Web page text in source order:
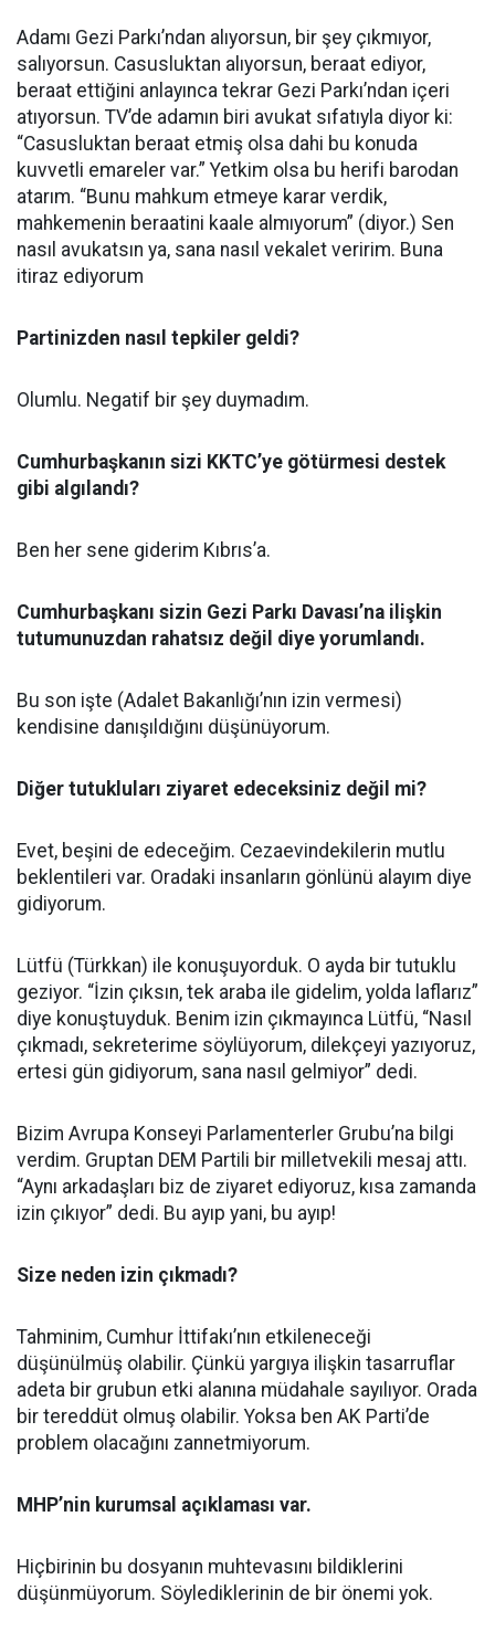
Adamı Gezi Parkı’ndan alıyorsun, bir şey çıkmıyor,
salıyorsun. Casusluktan alıyorsun, beraat ediyor,
beraat ettiğini anlayınca tekrar Gezi Parkı’ndan içeri
atıyorsun. TV’de adamın biri avukat sıfatıyla diyor ki:
“Casusluktan beraat etmiş olsa dahi bu konuda
kuvvetli emareler var.” Yetkim olsa bu herifi barodan
atarım. “Bunu mahkum etmeye karar verdik,
mahkemenin beraatini kaale almıyorum” (diyor.) Sen
nasıl avukatsın ya, sana nasıl vekalet veririm. Buna
itiraz ediyorum
Partinizden nasıl tepkiler geldi?
Olumlu. Negatif bir şey duymadım.
Cumhurbaşkanın sizi KKTC’ye götürmesi destek
gibi algılandı?
Ben her sene giderim Kıbrıs’a.
Cumhurbaşkanı sizin Gezi Parkı Davası’na ilişkin
tutumunuzdan rahatsız değil diye yorumlandı.
Bu son işte (Adalet Bakanlığı’nın izin vermesi)
kendisine danışıldığını düşünüyorum.
Diğer tutukluları ziyaret edeceksiniz değil mi?
Evet, beşini de edeceğim. Cezaevindekilerin mutlu
beklentileri var. Oradaki insanların gönlünü alayım diye
gidiyorum.
Lütfü (Türkkan) ile konuşuyorduk. O ayda bir tutuklu
geziyor. “İzin çıksın, tek araba ile gidelim, yolda laflarız”
diye konuştuyduk. Benim izin çıkmayınca Lütfü, “Nasıl
çıkmadı, sekreterime söylüyorum, dilekçeyi yazıyoruz,
ertesi gün gidiyorum, sana nasıl gelmiyor” dedi.
Bizim Avrupa Konseyi Parlamenterler Grubu’na bilgi
verdim. Gruptan DEM Partili bir milletvekili mesaj attı.
“Aynı arkadaşları biz de ziyaret ediyoruz, kısa zamanda
izin çıkıyor” dedi. Bu ayıp yani, bu ayıp!
Size neden izin çıkmadı?
Tahminim, Cumhur İttifakı’nın etkileneceği
düşünülmüş olabilir. Çünkü yargıya ilişkin tasarruflar
adeta bir grubun etki alanına müdahale sayılıyor. Orada
bir tereddüt olmuş olabilir. Yoksa ben AK Parti’de
problem olacağını zannetmiyorum.
MHP’nin kurumsal açıklaması var.
Hiçbirinin bu dosyanın muhtevasını bildiklerini
düşünmüyorum. Söylediklerinin de bir önemi yok.